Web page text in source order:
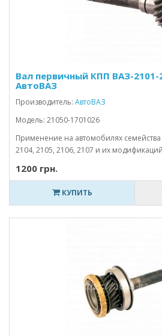
Вал первичный КПП ВАЗ-2101-
АвтоВАЗ
Производитель: АвтоВАЗ
Модель: 21050-1701026
Применение на автомобилях
2104, 2105, 2106, 2107 и их
1200 грн.
КУПИТЬ